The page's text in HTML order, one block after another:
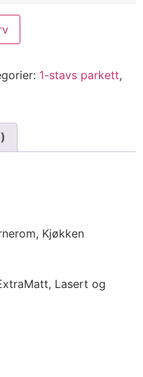
1-stavs parkett,
Kjøkken
Lasert og